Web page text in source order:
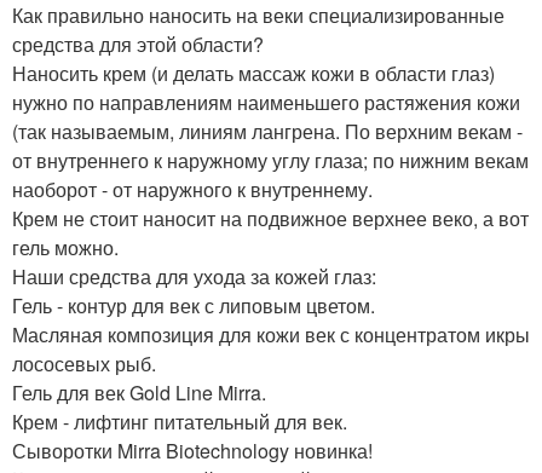
Как правильно наносить на веки специализированные
средства для этой области?
Наносить крем (и делать массаж кожи в области глаз)
нужно по направлениям наименьшего растяжения кожи
(так называемым, линиям лангрена. По верхним векам -
от внутреннего к наружному углу глаза; по нижним векам
наоборот - от наружного к внутреннему.
Крем не стоит наносит на подвижное верхнее веко, а вот
гель можно.
Наши средства для ухода за кожей глаз:
Гель - контур для век с липовым цветом.
Масляная композиция для кожи век с концентратом икры
лососевых рыб.
Гель для век Gold Line Mirra.
Крем - лифтинг питательный для век.
Сыворотки Mirra Biotechnology новинка!